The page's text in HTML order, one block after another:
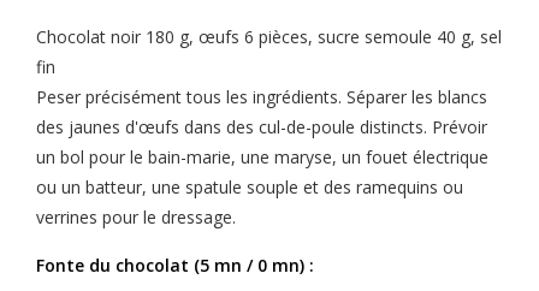
Chocolat noir 180 g, œufs 6 pièces, sucre semoule 40 g, sel
fin
Peser précisément tous les ingrédients. Séparer les blancs
des jaunes d'œufs dans des cul-de-poule distincts. Prévoir
un bol pour le bain-marie, une maryse, un fouet électrique
ou un batteur, une spatule souple et des ramequins ou
verrines pour le dressage.
Fonte du chocolat (5 mn / 0 mn) :